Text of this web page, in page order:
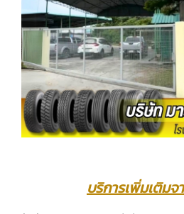
บริการเพิ่มเติมจ